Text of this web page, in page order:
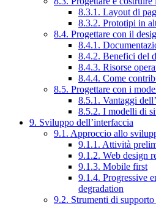
8.3.1. Layout di
8.3.2. Prototipi in
8.4. Progettare con il
8.4.1.
8.4.2. Benefici del
8.4.3. Risorse
8.4.4. Come
8.5. Progettare con i
8.5.1. Vantaggi
8.5.2. I modelli di
9. Sviluppo dell’interfaccia
9.1. Approccio allo
9.1.1. Attività
9.1.2. Web design
9.1.3. Mobile first
9.1.4. Progressive
degradation
9.2. Strumenti di